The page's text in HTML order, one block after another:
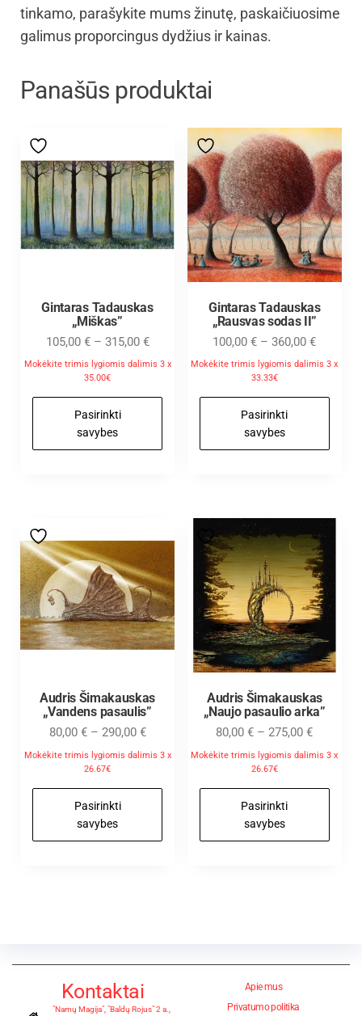
tinkamo, parašykite mums žinutę, paskaičiuosime
galimus proporcingus dydžius ir kainas.
Panašūs produktai
Gintaras Tadauskas
„Miškas”
105,00 € – 315,00 €
Mokėkite trimis lygiomis dalimis 3 x
35.00€
Pasirinkti
savybes
Gintaras Tadauskas
„Rausvas sodas II”
100,00€ – 360,00€
Mokėkite trimis lygiomis dalimis 3 x
33.33€
Pasirinkti
savybes
Audris Šimakauskas
„Vandens pasaulis”
80,00 € – 290,00 €
Mokėkite trimis lygiomis dalimis 3 x
26.67€
Pasirinkti
savybes
Audris Šimakauskas
„Naujo pasaulio arka”
80,00€ – 275,00€
Mokėkite trimis lygiomis dalimis 3 x
26.67€
Pasirinkti
savybes
Kontaktai
"Namų Magija", "Baldų Rojus" 2 a.,
Apie mus
Privatumo politika